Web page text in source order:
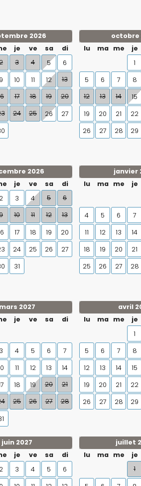
2026
je ve sa
di
3 4 5
6
9 10 11 12
13
17 18 19
20
24 25 26
27
octobre
lu
ma me je
1
5
6 7 8
12
13 14 15
19
20 21 22
26
27 28 29
2026
je ve sa
di
2 3 4 5
6
10 11 12 13
17 18 19
20
24 25 26
27
31
janvier
lu
ma me je
4
5 6 7
11
12 13 14
18
19 20 21
25
26 27 28
mars 2027
je ve sa di
3 4 5 6
7
11 12 13
14
18 19 20
21
25 26 27 28
avril
lu
ma me je
1
5
6 7 8
12
13 14 15
19
20 21 22
26
27 28 29
juin 2027
je ve sa
di
2 3 4 5
6
juillet
lu
ma me je
1